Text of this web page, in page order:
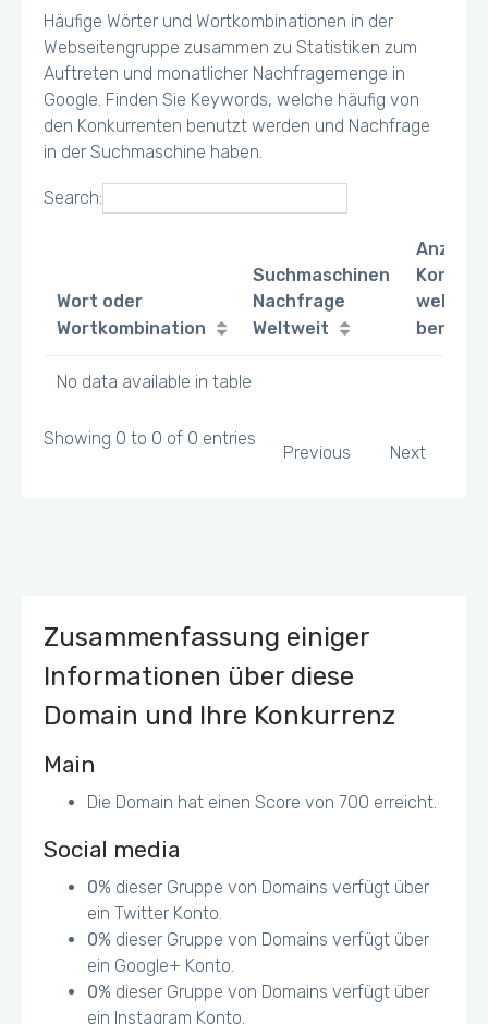
Häufige Wörter und Wortkombinationen in der
Webseitengruppe zusammen zu Statistiken zum
Auftreten und monatlicher Nachfragemenge in
Google. Finden Sie Keywords, welche häufig von
den Konkurrenten benutzt werden und Nachfrage
in der Suchmaschine haben.
Search:
Wort oder
Wortkombination
Suchmaschinen
Nachfrage
Weltweit
Anzahl
welche
No data available in table
Showing 0 to 0 of 0 entries
Previous Next
Zusammenfassung einiger
Informationen über diese
Domain und Ihre Konkurrenz
Main
Die Domain hat einen Score von 700 erreicht.
Social media
0% dieser Gruppe von Domains verfügt über
ein Twitter Konto.
0% dieser Gruppe von Domains verfügt über
ein Google+ Konto.
0% dieser Gruppe von Domains verfügt über
ein Instagram Konto.